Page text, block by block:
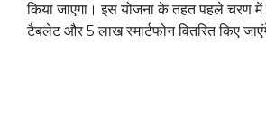
किया जाएगा। इस योजना के तहत पहले चरण
टैबलेट और 5 लाख स्मार्टफोन वितरित किए